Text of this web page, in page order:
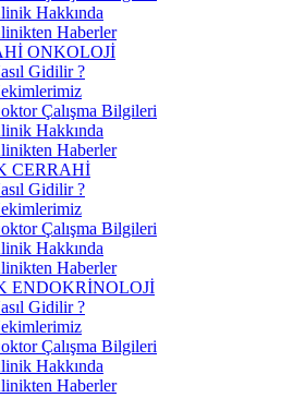
Hakkında
Haberler
ONKOLOJİ
Gidilir ?
Çalışma Bilgileri
Hakkında
Haberler
CERRAHİ
Gidilir ?
Çalışma Bilgileri
Hakkında
Haberler
ENDOKRİNOLOJİ
Gidilir ?
Çalışma Bilgileri
Hakkında
Haberler